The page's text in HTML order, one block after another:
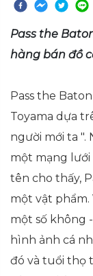
Pass the
hàng bán đồ
Pass the
Toyama dựa
người mới ta ".
một mạng
tên cho thấy,
một vật phẩm.
một số không
hình ảnh cá
đó và tuổi thọ